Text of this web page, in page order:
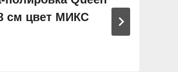
см цвет МИКС